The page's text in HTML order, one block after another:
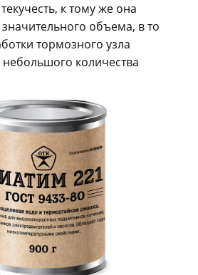
к тому же она
значительного объема, в то
тормозного узла
количества